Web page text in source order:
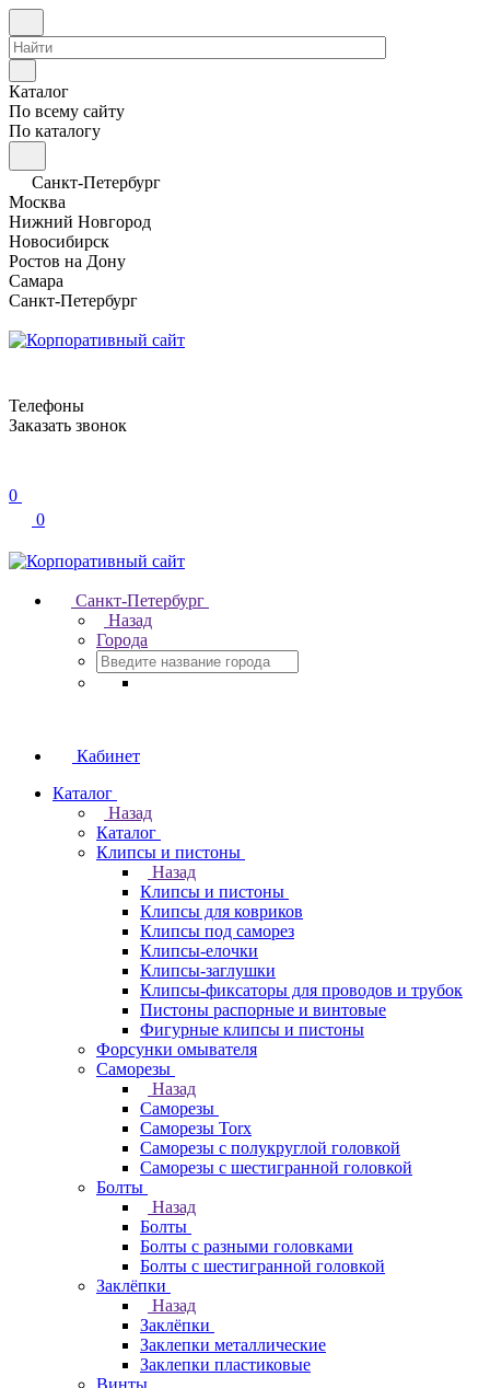
Каталог
По всему сайту
По каталогу
Санкт-Петербург
Москва
Нижний Новгород
Новосибирск
Ростов на Дону
Самара
Санкт-Петербург
Телефоны
Заказать звонок
0
0
Санкт-Петербург
Назад
Города
Кабинет
Каталог
Назад
Каталог
Клипсы и пистоны
Назад
Клипсы и пистоны
Клипсы для ковриков
Клипсы под саморез
Клипсы-елочки
Клипсы-заглушки
Клипсы-фиксаторы для проводов и трубок
Пистоны распорные и винтовые
Фигурные клипсы и пистоны
Форсунки омывателя
Саморезы
Назад
Саморезы
Саморезы Torx
Саморезы с полукруглой головкой
Саморезы с шестигранной головкой
Болты
Назад
Болты
Болты с разными головками
Болты с шестигранной головкой
Заклёпки
Назад
Заклёпки
Заклепки металлические
Заклепки пластиковые
Винты